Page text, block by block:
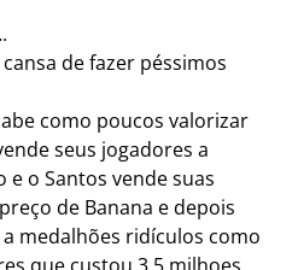
de fazer péssimos
como poucos valorizar
seus jogadores a
e o Santos vende suas
de Banana e depois
medalhões ridículos como